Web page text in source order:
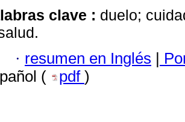
clave : duelo;
· resumen en Inglés |
(
pdf )